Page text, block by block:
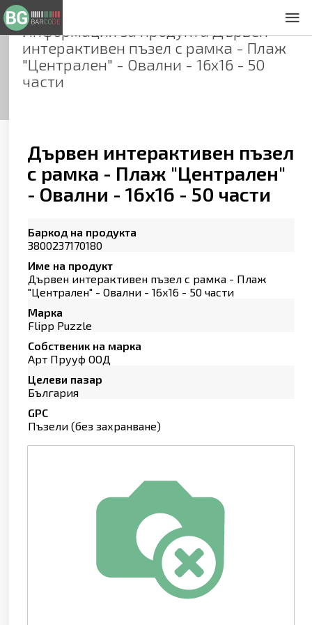
Информация за продуктаДървен
интерактивен пъзел с рамка - Плаж
"Централен" - Овални - 16х16 - 50
части
Дървен интерактивен пъзел
с рамка - Плаж "Централен"
- Овални - 16х16 - 50 части
Баркод на продукта
3800237170180
Име на продукт
Дървен интерактивен пъзел с рамка - Плаж
"Централен" - Овални - 16х16 - 50 части
Марка
Flipp Puzzle
Собственик на марка
Арт Прууф ООД
Целеви пазар
България
GPC
Пъзели (без захранване)
Общи условия
Декларация за проверителност